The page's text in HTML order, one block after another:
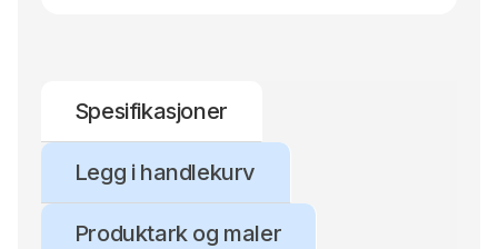
Spesifikasjoner
Legg i handlekurv
Produktark og maler